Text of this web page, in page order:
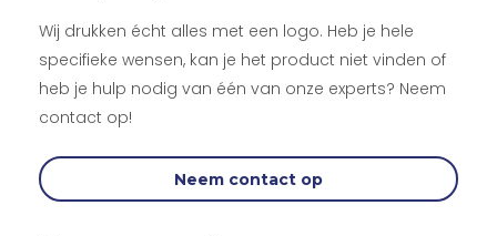
Wij drukken écht alles met een logo. Heb je hele
specifieke wensen, kan je het product niet vinden of
heb je hulp nodig van één van onze experts? Neem
contact op!
Neem contact op